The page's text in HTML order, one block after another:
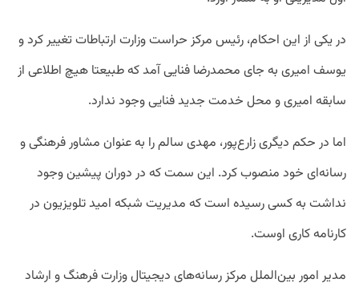
در یکی از این احکام، رئیس مرکز حراست وزارت ارتباطات تغییر کرد و
یوسف امیری به جای محمدرضا فنایی آمد که طبیعتا هیچ اطلاعی از
سابقه امیری و محل خدمت جدید فنایی وجود ندارد.
اما در حکم دیگری زارع‌پور، مهدی سالم را به عنوان مشاور فرهنگی و
رسانه‌ای خود منصوب کرد. این سمت که در دوران پیشین وجود
نداشت به کسی رسیده است که مدیریت شبکه امید تلویزیون در
کارنامه کاری اوست.
مدیر امور بین‌الملل مرکز رسانه‌های دیجیتال وزارت فرهنگ و ارشاد